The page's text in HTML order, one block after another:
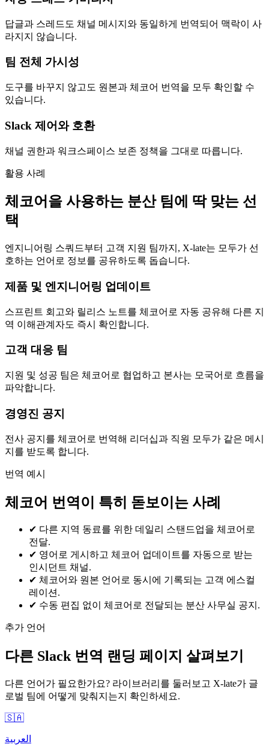
답글과 스레드도 채널 메시지와 동일하게 번역되어 맥락이 사
라지지 않습니다.
팀 전체 가시성
도구를 바꾸지 않고도 원본과 체코어 번역을 모두 확인할 수
있습니다.
Slack 제어와 호환
채널 권한과 워크스페이스 보존 정책을 그대로 따릅니다.
활용 사례
체코어을 사용하는 분산 팀에 딱 맞는 선
택
엔지니어링 스쿼드부터 고객 지원 팀까지, X-late는 모두가 선
호하는 언어로 정보를 공유하도록 돕습니다.
제품 및 엔지니어링 업데이트
스프린트 회고와 릴리스 노트를 체코어로 자동 공유해 다른 지
역 이해관계자도 즉시 확인합니다.
고객 대응 팀
지원 및 성공 팀은 체코어로 협업하고 본사는 모국어로 흐름을
파악합니다.
경영진 공지
전사 공지를 체코어로 번역해 리더십과 직원 모두가 같은 메시
지를 받도록 합니다.
번역 예시
체코어 번역이 특히 돋보이는 사례
✔ 다른 지역 동료를 위한 데일리 스탠드업을 체코어로
전달.
✔ 영어로 게시하고 체코어 업데이트를 자동으로 받는
인시던트 채널.
✔ 체코어와 원본 언어로 동시에 기록되는 고객 에스컬
레이션.
✔ 수동 편집 없이 체코어로 전달되는 분산 사무실 공지.
추가 언어
다른 Slack 번역 랜딩 페이지 살펴보기
다른 언어가 필요한가요? 라이브러리를 둘러보고 X-late가 글
로벌 팀에 어떻게 맞춰지는지 확인하세요.
🇸🇦
العربية